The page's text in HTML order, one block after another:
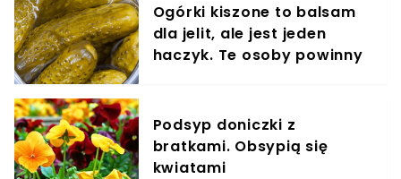
Ogórki kiszone to balsam
dla jelit, ale jest jeden
haczyk. Te osoby powinny
Podsyp doniczki z
bratkami. Obsypią się
kwiatami